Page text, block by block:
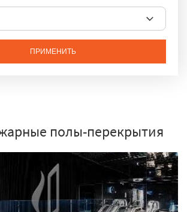
ПРИМЕНИТЬ
полы-перекрытия